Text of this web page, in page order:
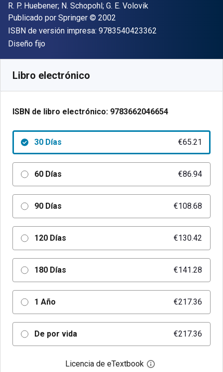
Autor(es)
R. P. Huebener; N. Schopohl; G. E. Volovik
Editorial
Publicado por Springer Copyright
© 2002
ISBN de versión impresa: 9783540423362
Formato
Diseño fijo
Libro electrónico
ISBN de libro electrónico: 9783662046654
30 Días €65.21
60 Días €86.94
90 Días €108.68
120 Días €130.42
180 Días €141.28
1 Año €217.36
De por vida €217.36
Licencia de eTextbook Abre el cuadro de